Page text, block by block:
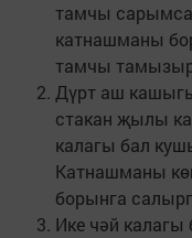
тамчы
катнашманы
тамчы
Дүрт аш
стакан җылы
калагы бал
Катнашманы
борынга
Ике чәй калагы